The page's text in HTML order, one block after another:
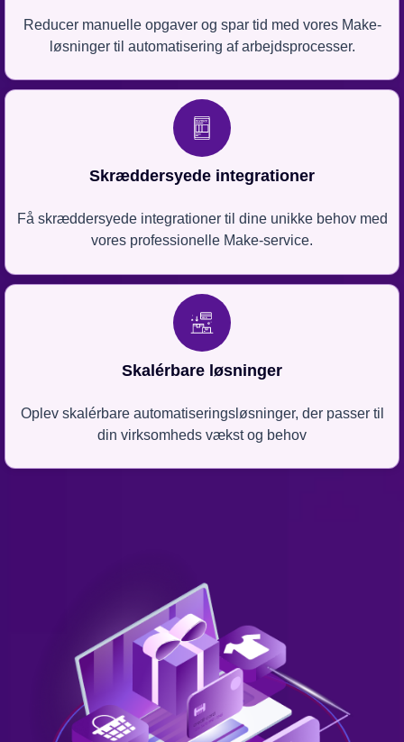
Reducer manuelle opgaver og spar tid med vores Make-
løsninger til automatisering af arbejdsprocesser.
Skræddersyede integrationer
Få skræddersyede integrationer til dine unikke behov med
vores professionelle Make-service.
Skalérbare løsninger
Oplev skalérbare automatiseringsløsninger, der passer til
din virksomheds vækst og behov